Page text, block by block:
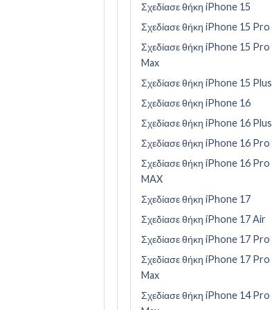
Σχεδίασε θήκη iPhone 15
Σχεδίασε θήκη iPhone 15 Pro
Σχεδίασε θήκη iPhone 15 Pro
Max
Σχεδίασε θήκη iPhone 15 Plus
Σχεδίασε θήκη iPhone 16
Σχεδίασε θήκη iPhone 16 Plus
Σχεδίασε θήκη iPhone 16 Pro
Σχεδίασε θήκη iPhone 16 Pro
MAX
Σχεδίασε θήκη iPhone 17
Σχεδίασε θήκη iPhone 17 Air
Σχεδίασε θήκη iPhone 17 Pro
Σχεδίασε θήκη iPhone 17 Pro
Max
Σχεδίασε θήκη iPhone 14 Pro